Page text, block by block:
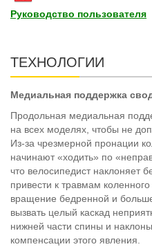
Руководство пользователя
ТЕХНОЛОГИИ
Медиальная поддержка
Продольная медиальная
на всех моделях, чтобы не
Из-за чрезмерной пронации
начинают «ходить» по
что велосипедист наклоняет
привести к травмам
вращение бедренной и
вызвать целый каскад
нижней части спины и
компенсации этого явления.